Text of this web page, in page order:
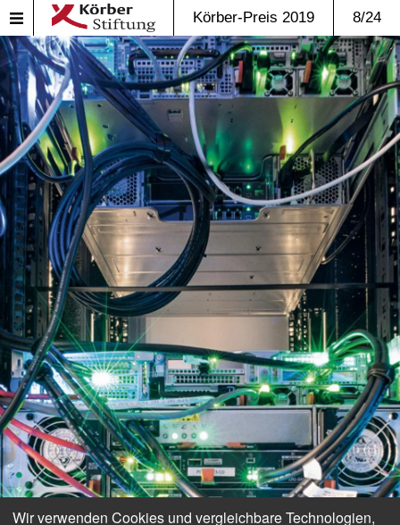
Körber-Preis 2019 8/24
Wir verwenden Cookies und vergleichbare Technologien,